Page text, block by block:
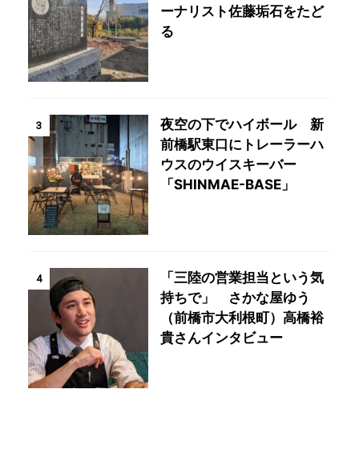
ーナリスト佐藤垢石をたど
る
3
夜空の下でハイボール 新
前橋駅東口にトレーラーハ
ウスのウイスキーバー
「SHINMAE-BASE」
4
「三陸の営業担当という気
持ちで」 さかな屋ゆう
（前橋市大利根町）高橋裕
貴さんインタビュー